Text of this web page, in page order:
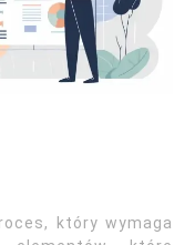
który wymaga